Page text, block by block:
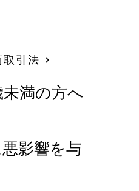
取引法
満の方へ
影響を与